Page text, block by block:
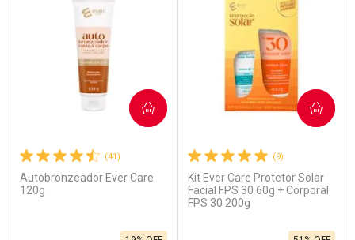
(41)
Autobronzeador Ever Care
120g
COMPRAR
(9)
Kit Ever Care Protetor Solar
Facial FPS 30 60g + Corporal
FPS 30 200g
COMPRAR